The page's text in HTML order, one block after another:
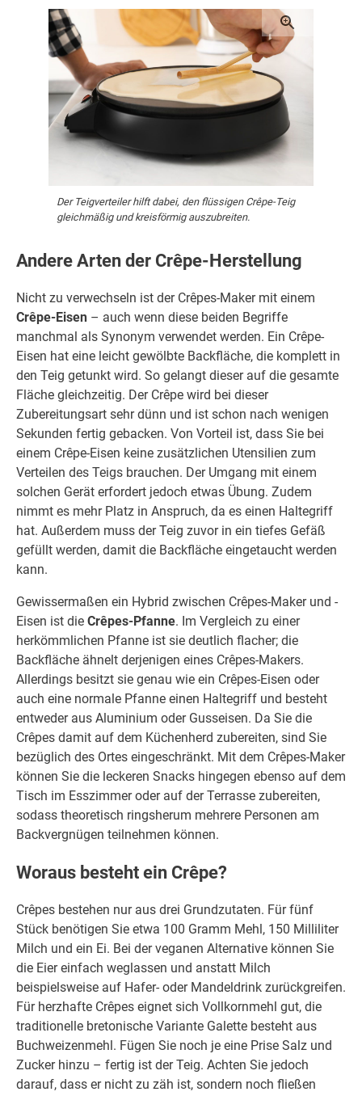
Der Teigverteiler hilft dabei, den flüssigen Crêpe-Teig
gleichmäßig und kreisförmig auszubreiten.
Andere Arten der Crêpe-Herstellung
Nicht zu verwechseln ist der Crêpes-Maker mit einem
Crêpe-Eisen – auch wenn diese beiden Begriffe
manchmal als Synonym verwendet werden. Ein Crêpe-
Eisen hat eine leicht gewölbte Backfläche, die komplett in
den Teig getunkt wird. So gelangt dieser auf die gesamte
Fläche gleichzeitig. Der Crêpe wird bei dieser
Zubereitungsart sehr dünn und ist schon nach wenigen
Sekunden fertig gebacken. Von Vorteil ist, dass Sie bei
einem Crêpe-Eisen keine zusätzlichen Utensilien zum
Verteilen des Teigs brauchen. Der Umgang mit einem
solchen Gerät erfordert jedoch etwas Übung. Zudem
nimmt es mehr Platz in Anspruch, da es einen Haltegriff
hat. Außerdem muss der Teig zuvor in ein tiefes Gefäß
gefüllt werden, damit die Backfläche eingetaucht werden
kann.
Gewissermaßen ein Hybrid zwischen Crêpes-Maker und -
Eisen ist die Crêpes-Pfanne. Im Vergleich zu einer
herkömmlichen Pfanne ist sie deutlich flacher; die
Backfläche ähnelt derjenigen eines Crêpes-Makers.
Allerdings besitzt sie genau wie ein Crêpes-Eisen oder
auch eine normale Pfanne einen Haltegriff und besteht
entweder aus Aluminium oder Gusseisen. Da Sie die
Crêpes damit auf dem Küchenherd zubereiten, sind Sie
bezüglich des Ortes eingeschränkt. Mit dem Crêpes-Maker
können Sie die leckeren Snacks hingegen ebenso auf dem
Tisch im Esszimmer oder auf der Terrasse zubereiten,
sodass theoretisch ringsherum mehrere Personen am
Backvergnügen teilnehmen können.
Woraus besteht ein Crêpe?
Crêpes bestehen nur aus drei Grundzutaten. Für fünf
Stück benötigen Sie etwa 100 Gramm Mehl, 150 Milliliter
Milch und ein Ei. Bei der veganen Alternative können Sie
die Eier einfach weglassen und anstatt Milch
beispielsweise auf Hafer- oder Mandeldrink zurückgreifen.
Für herzhafte Crêpes eignet sich Vollkornmehl gut, die
traditionelle bretonische Variante Galette besteht aus
Buchweizenmehl. Fügen Sie noch je eine Prise Salz und
Zucker hinzu – fertig ist der Teig. Achten Sie jedoch
darauf, dass er nicht zu zäh ist, sondern noch fließen